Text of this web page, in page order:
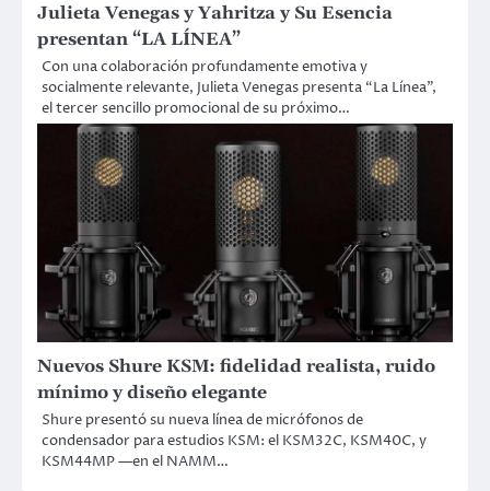
Julieta Venegas y Yahritza y Su Esencia
presentan “LA LÍNEA”
Con una colaboración profundamente emotiva y
socialmente relevante, Julieta Venegas presenta “La Línea”,
el tercer sencillo promocional de su próximo…
Nuevos Shure KSM: fidelidad realista, ruido
mínimo y diseño elegante
Shure presentó su nueva línea de micrófonos de
condensador para estudios KSM: el KSM32C, KSM40C, y
KSM44MP —en el NAMM…